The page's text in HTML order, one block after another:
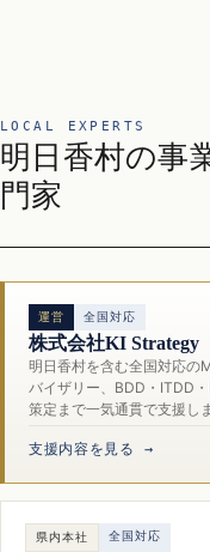
LOCAL EXPERTS
明日香村の事
門家
運営 全国対応
株式会社KI Strategy
明日香村を含む全国対応の
バイザリー、BDD・ITDD
策定まで一気通貫で支援し
支援内容を見る →
県内本社 全国対応